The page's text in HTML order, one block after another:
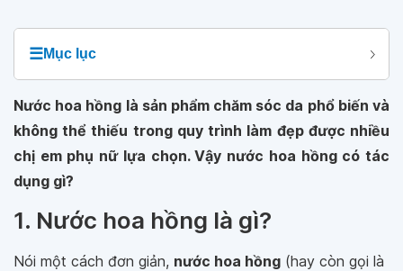
☰Mục lục
Nước hoa hồng là sản phẩm chăm sóc da phổ biến và
không thể thiếu trong quy trình làm đẹp được nhiều
chị em phụ nữ lựa chọn. Vậy nước hoa hồng có tác
dụng gì?
1. Nước hoa hồng là gì?
Nói một cách đơn giản, nước hoa hồng (hay còn gọi là